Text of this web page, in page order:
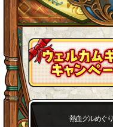
熱血グルめぐり